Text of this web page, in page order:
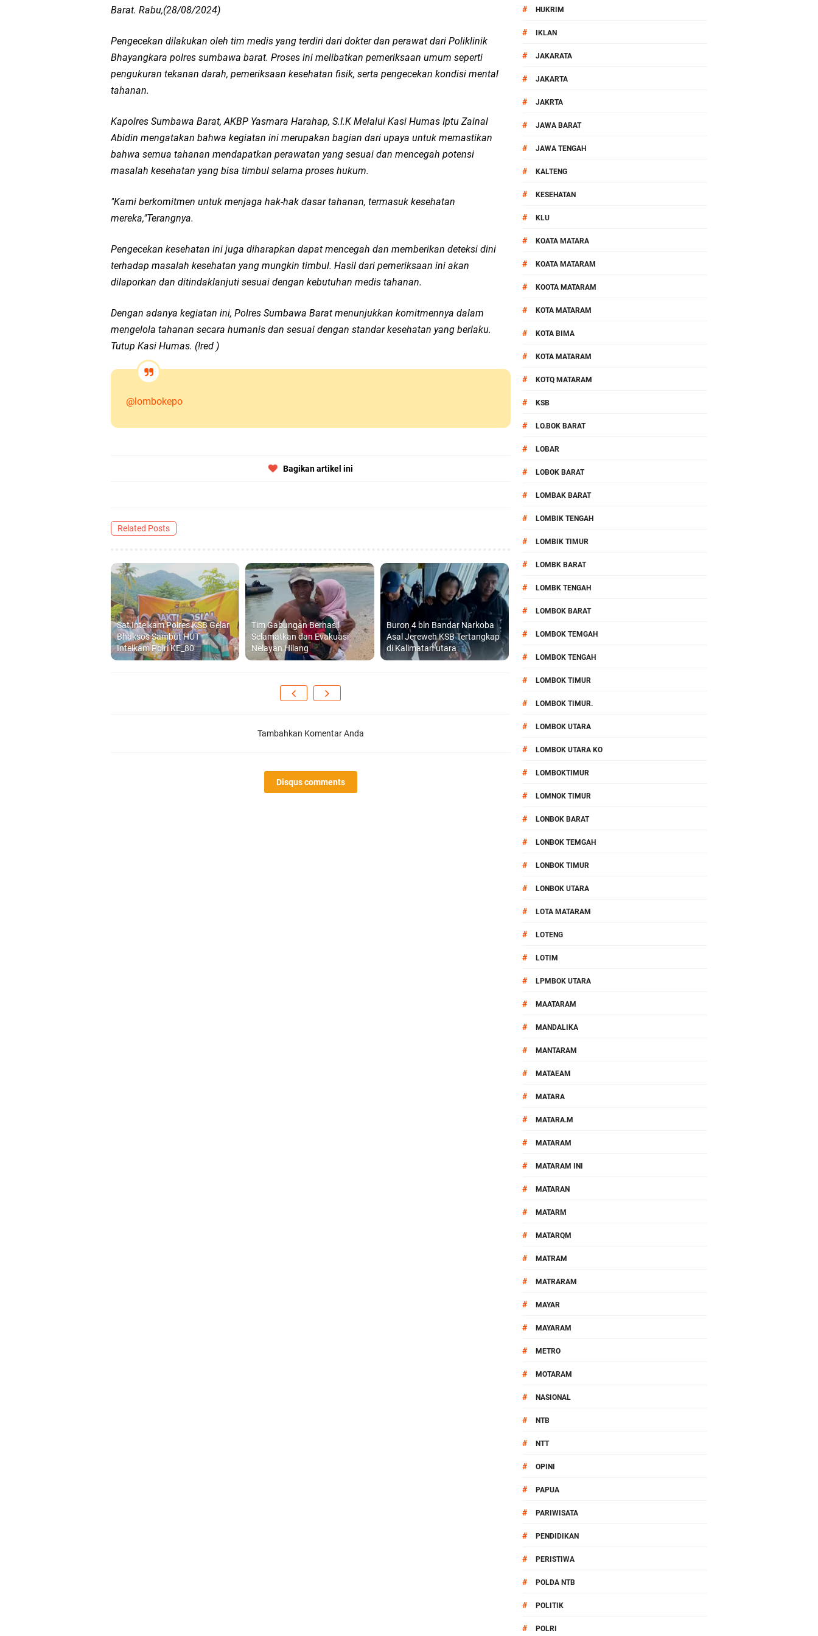
Kapolda NTB Sambut Kontingen Peraih Juara III Badminton Kapolri Cup 2026
Polda NTB Perkuat Upaya Cegah Gangguan Kamtibmas Lewat Patroli
Polsek Sandubaya Kawal Prosesi Ngaben di Cilinaya
Semarak HUT RI ke-81, Polsek Mataram Bagikan Bendera Merah Putih
Sat Lantas Polresta Mataram Petakan Titik Black Spot, Antisipasi Kecelakaan
Wakapolda NTB Gelar Kegiatan Polmas di Kelurahan Taman Sari Ampenan
Jelang HUT RI Ke_81 LPKA Lombok Tengah Gelar Apel Pembukaan PORSENAP
Barat. Rabu,(28/08/2024)
Pengecekan dilakukan oleh tim medis yang terdiri dari dokter dan perawat dari Poliklinik
Bhayangkara polres sumbawa barat. Proses ini melibatkan pemeriksaan umum seperti
pengukuran tekanan darah, pemeriksaan kesehatan fisik, serta pengecekan kondisi mental
tahanan.
Kapolres Sumbawa Barat, AKBP Yasmara Harahap, S.I.K Melalui Kasi Humas Iptu Zainal
Abidin mengatakan bahwa kegiatan ini merupakan bagian dari upaya untuk memastikan
bahwa semua tahanan mendapatkan perawatan yang sesuai dan mencegah potensi
masalah kesehatan yang bisa timbul selama proses hukum.
"Kami berkomitmen untuk menjaga hak-hak dasar tahanan, termasuk kesehatan
mereka,"Terangnya.
Pengecekan kesehatan ini juga diharapkan dapat mencegah dan memberikan deteksi dini
terhadap masalah kesehatan yang mungkin timbul. Hasil dari pemeriksaan ini akan
dilaporkan dan ditindaklanjuti sesuai dengan kebutuhan medis tahanan.
Dengan adanya kegiatan ini, Polres Sumbawa Barat menunjukkan komitmennya dalam
mengelola tahanan secara humanis dan sesuai dengan standar kesehatan yang berlaku.
Tutup Kasi Humas. (!red )
@lombokepo
Bagikan artikel ini
Related Posts
Sat Intelkam Polres KSB Gelar
Bhaksos Sambut HUT
Intelkam Polri KE_80
Tim Gabungan Berhasil
Selamatkan dan Evakuasi
Nelayan Hilang
Buron 4 bln Bandar Narkoba
Asal Jereweh KSB Tertangkap
di Kalimatan utara
Tambahkan Komentar Anda
Disqus comments
# HUKRIM
# IKLAN
# JAKARATA
# JAKARTA
# JAKRTA
# JAWA BARAT
# JAWA TENGAH
# KALTENG
# KESEHATAN
# KLU
# KOATA MATARA
# KOATA MATARAM
# KOOTA MATARAM
# KOTA MATARAM
# KOTA BIMA
# KOTA MATARAM
# KOTQ MATARAM
# KSB
# LO.BOK BARAT
# LOBAR
# LOBOK BARAT
# LOMBAK BARAT
# LOMBIK TENGAH
# LOMBIK TIMUR
# LOMBK BARAT
# LOMBK TENGAH
# LOMBOK BARAT
# LOMBOK TEMGAH
# LOMBOK TENGAH
# LOMBOK TIMUR
# LOMBOK TIMUR.
# LOMBOK UTARA
# LOMBOK UTARA KO
# LOMBOKTIMUR
# LOMNOK TIMUR
# LONBOK BARAT
# LONBOK TEMGAH
# LONBOK TIMUR
# LONBOK UTARA
# LOTA MATARAM
# LOTENG
# LOTIM
# LPMBOK UTARA
# MAATARAM
# MANDALIKA
# MANTARAM
# MATAEAM
# MATARA
# MATARA.M
# MATARAM
# MATARAM INI
# MATARAN
# MATARM
# MATARQM
# MATRAM
# MATRARAM
# MAYAR
# MAYARAM
# METRO
# MOTARAM
# NASIONAL
# NTB
# NTT
# OPINI
# PAPUA
# PARIWISATA
# PENDIDIKAN
# PERISTIWA
# POLDA NTB
# POLITIK
# POLRI